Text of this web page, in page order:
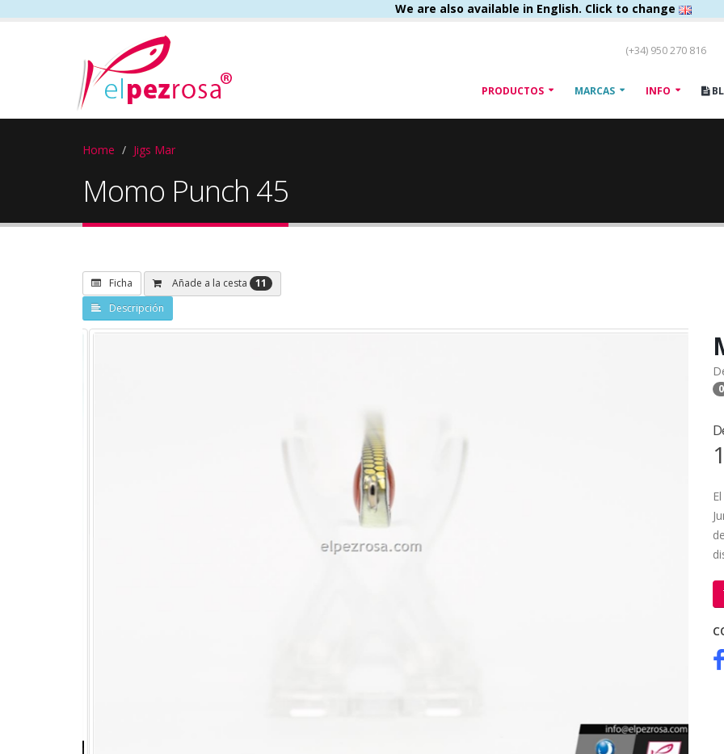
We are also available in English. Click to change
(+34) 950 270 816
PRODUCTOS MARCAS INFO
Home Jigs Mar
Momo Punch 45
Ficha Añade a la cesta
11
Descripción
0